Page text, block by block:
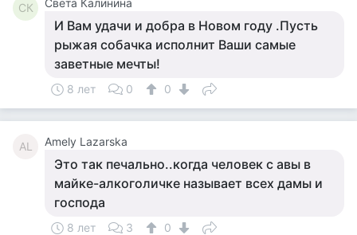
СК Света Калинина
И Вам удачи и добра в Новом году .Пусть
рыжая собачка исполнит Ваши самые
заветные мечты!
8 лет 0 0
AL Amely Lazarska
Это так печально..когда человек с авы в
майке-алкоголичке называет всех дамы и
господа
8 лет 3 0